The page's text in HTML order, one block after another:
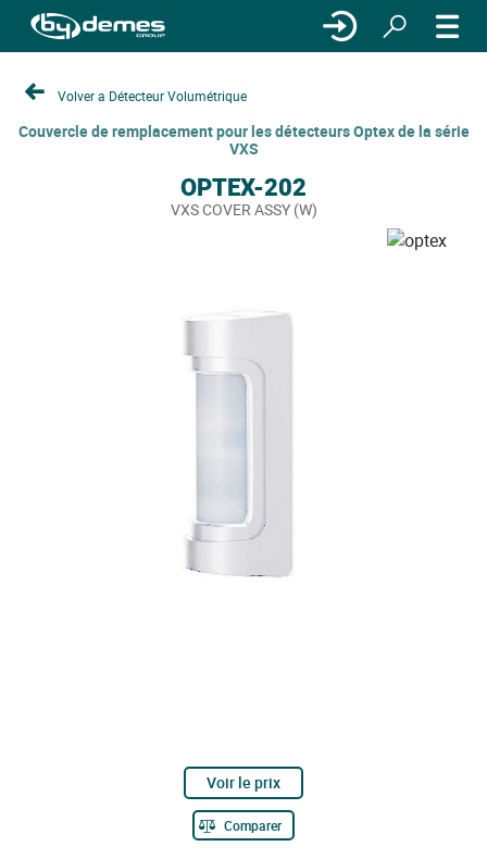
Volver a Détecteur Volumétrique
Couvercle de remplacement pour les détecteurs Optex de la série
VXS
OPTEX-202
VXS COVER ASSY (W)
Voir le prix
Comparer